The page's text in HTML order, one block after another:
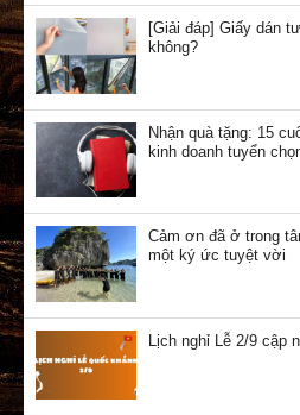
[Giải đáp] Giấy dán
không?
Nhận quà tặng: 15
kinh doanh tuyển
Cảm ơn đã ở trong
một ký ức tuyệt vời
Lịch nghỉ Lễ 2/9 cập